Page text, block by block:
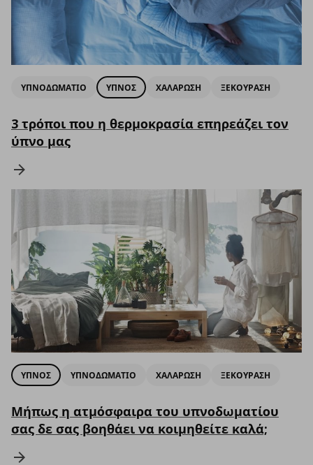
ΥΠΝΟΔΩΜΑΤΙΟ ΥΠΝΟΣ ΧΑΛΑΡΩΣΗ ΞΕΚΟΥΡΑΣΗ
3 τρόποι που η θερμοκρασία επηρεάζει τον
ύπνο μας
ΥΠΝΟΣ ΥΠΝΟΔΩΜΑΤΙΟ ΧΑΛΑΡΩΣΗ ΞΕΚΟΥΡΑΣΗ
Μήπως η ατμόσφαιρα του υπνοδωματίου
σας δε σας βοηθάει να κοιμηθείτε καλά;